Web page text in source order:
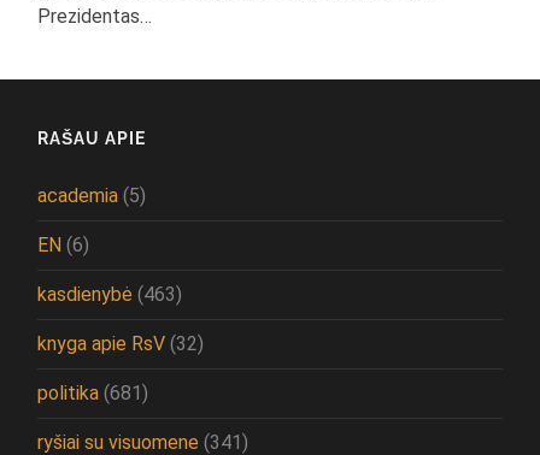
Prezidentas…
RAŠAU APIE
academia (5)
EN (6)
kasdienybė (463)
knyga apie RsV (32)
politika (681)
ryšiai su visuomene (341)